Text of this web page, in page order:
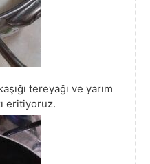
tereyağı ve yarım
eritiyoruz.